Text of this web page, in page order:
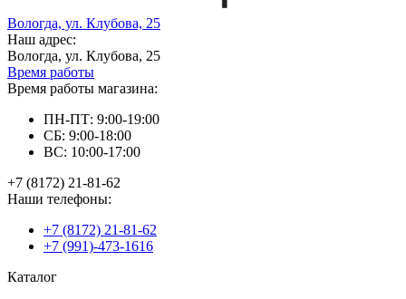
Вологда, ул. Клубова, 25
Наш адрес:
Вологда, ул. Клубова, 25
Время работы
Время работы магазина:
ПН-ПТ: 9:00-19:00
СБ: 9:00-18:00
ВС: 10:00-17:00
+7 (8172) 21-81-62
Наши телефоны:
+7 (8172) 21-81-62
+7 (991)-473-1616
Каталог